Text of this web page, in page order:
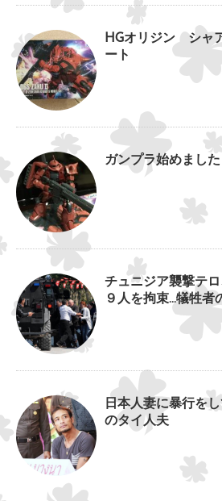
HGオリジン シャ
ート
ガンプラ始めました
チュニジア襲撃テ
９人を拘束…犠牲者
日本人妻に暴行を
のタイ人夫